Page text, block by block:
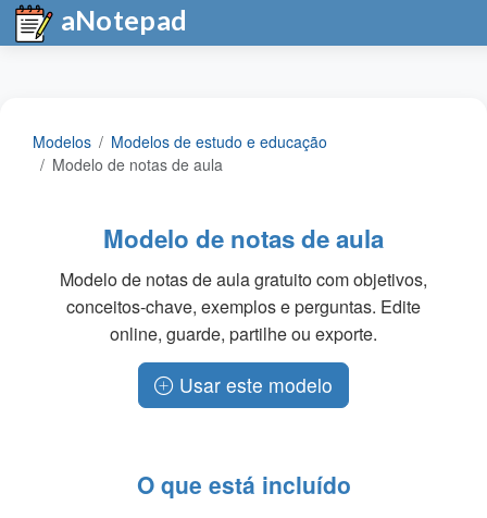
aNotepad
Modelos
Modelos de estudo e educação
Modelo de notas de aula
Modelo de notas de aula
Modelo de notas de aula gratuito com objetivos,
conceitos-chave, exemplos e perguntas. Edite
online, guarde, partilhe ou exporte.
Usar este modelo
O que está incluído